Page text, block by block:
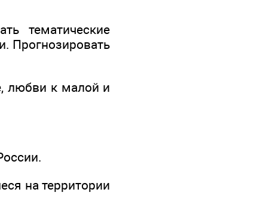
тематические
Прогнозировать
любви к малой и
на территории